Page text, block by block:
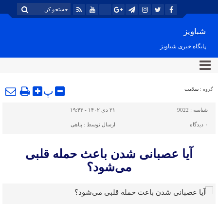
شباویز
پایگاه خبری شباویز
گروه : سلامت پ
شناسه : 9022 ۲۱ دی ۱۴۰۲ - ۱۹:۴۳
۰ دیدگاه ارسال توسط : پناهی
آیا عصبانی شدن باعث حمله قلبی
می‌شود؟